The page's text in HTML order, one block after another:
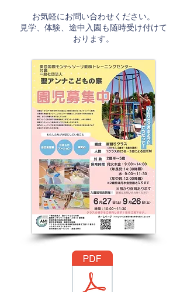
お気軽にお問い合わせください。
見学、体験、途中入園も随時受け付けて
おります。